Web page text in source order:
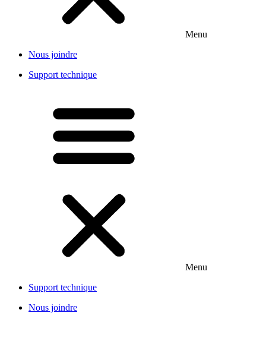
Menu
Nous joindre
Support technique
Menu
Support technique
Nous joindre